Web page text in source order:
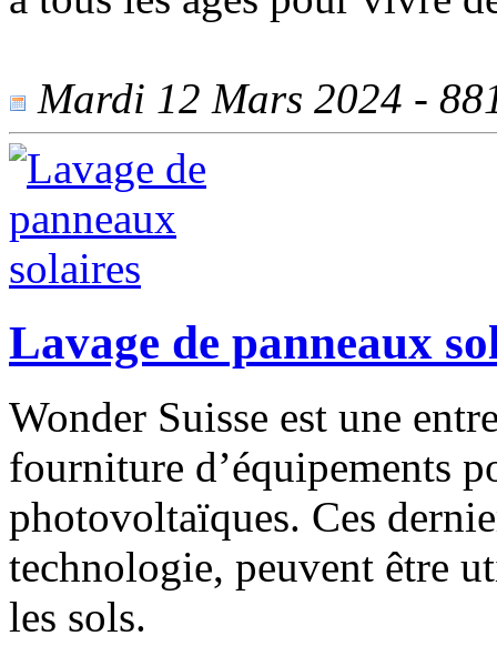
Mardi 12 Mars 2024 -
Lavage de panneaux
Wonder Suisse est une
fourniture d’équipements
photovoltaïques. Ces
technologie, peuvent être
les sols.